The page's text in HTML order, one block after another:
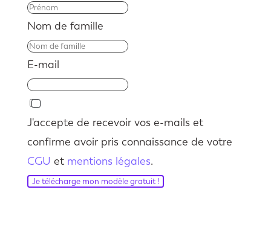
Nom de famille
E-mail
J'accepte de recevoir vos e-mails et
confirme avoir pris connaissance de votre
CGU et mentions légales.
Je télécharge mon modèle gratuit !